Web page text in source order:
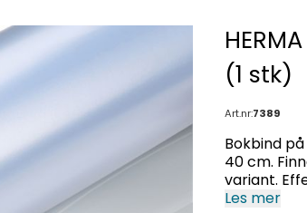
(1 stk)
Art.nr:7389
Bokbind
40 cm.
variant.
Les mer